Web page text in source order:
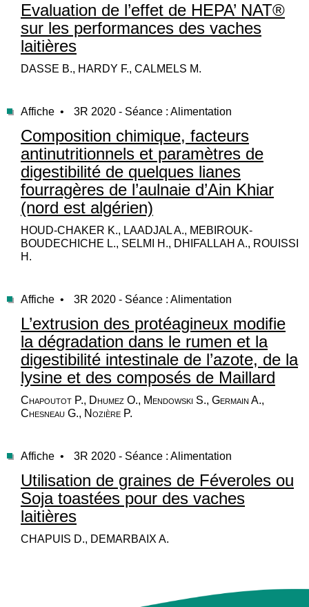
Evaluation de l’effet de HEPA’ NAT®
sur les performances des vaches
laitières
DASSE B., HARDY F., CALMELS M.
Affiche • 3R 2020 - Séance : Alimentation
Composition chimique, facteurs
antinutritionnels et paramètres de
digestibilité de quelques lianes
fourragères de l’aulnaie d’Ain Khiar
(nord est algérien)
HOUD-CHAKER K., LAADJAL A., MEBIROUK-
BOUDECHICHE L., SELMI H., DHIFALLAH A., ROUISSI
H.
Affiche • 3R 2020 - Séance : Alimentation
L’extrusion des protéagineux modifie
la dégradation dans le rumen et la
digestibilité intestinale de l’azote, de la
lysine et des composés de Maillard
Chapoutot P., Dhumez O., Mendowski S., Germain A.,
Chesneau G., Nozière P.
Affiche • 3R 2020 - Séance : Alimentation
Utilisation de graines de Féveroles ou
Soja toastées pour des vaches
laitières
CHAPUIS D., DEMARBAIX A.